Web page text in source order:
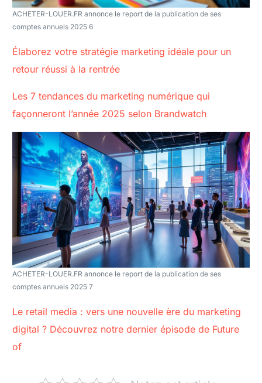
ACHETER-LOUER.FR annonce le report de la publication de ses
comptes annuels 2025 6
Élaborez votre stratégie marketing idéale pour un
retour réussi à la rentrée
Les 7 tendances du marketing numérique qui
façonneront l’année 2025 selon Brandwatch
ACHETER-LOUER.FR annonce le report de la publication de ses
comptes annuels 2025 7
Le retail media : vers une nouvelle ère du marketing
digital ? Découvrez notre dernier épisode de Future
of